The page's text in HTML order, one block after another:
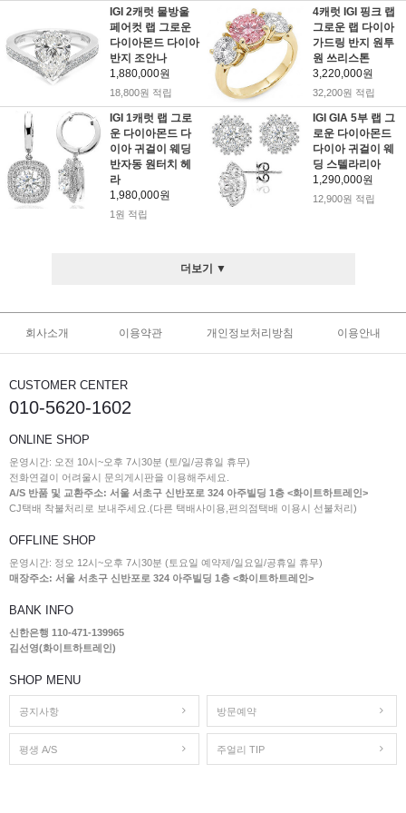
IGI 2캐럿 물방울
페어컷 랩 그로운
다이아몬드 다이아
반지 조안나
1,880,000원
18,800원 적립
4캐럿 IGI 핑크 랩
그로운 랩 다이아
가드링 반지 원투
원 쓰리스톤
3,220,000원
32,200원 적립
IGI 1캐럿 랩 그로
운 다이아몬드 다
이아 귀걸이 웨딩
반자동 원터치 헤
라
1,980,000원
1원 적립
IGI GIA 5부 랩 그
로운 다이아몬드
다이아 귀걸이 웨
딩 스텔라리아
1,290,000원
12,900원 적립
더보기 ▼
회사소개 이용약관 개인정보처리방침 이용안내
CUSTOMER CENTER
010-5620-1602
ONLINE SHOP
운영시간: 오전 10시~오후 7시30분 (토/일/공휴일 휴무)
전화연결이 어려울시 문의게시판을 이용해주세요.
A/S 반품 및 교환주소: 서울 서초구 신반포로 324 아주빌딩 1층 <화이트하트레인>
CJ택배 착불처리로 보내주세요.(다른 택배사이용,편의점택배 이용시 선불처리)
OFFLINE SHOP
운영시간: 정오 12시~오후 7시30분 (토요일 예약제/일요일/공휴일 휴무)
매장주소: 서울 서초구 신반포로 324 아주빌딩 1층 <화이트하트레인>
BANK INFO
신한은행 110-471-139965
김선영(화이트하트레인)
SHOP MENU
공지사항 방문예약
평생 A/S 주얼리 TIP